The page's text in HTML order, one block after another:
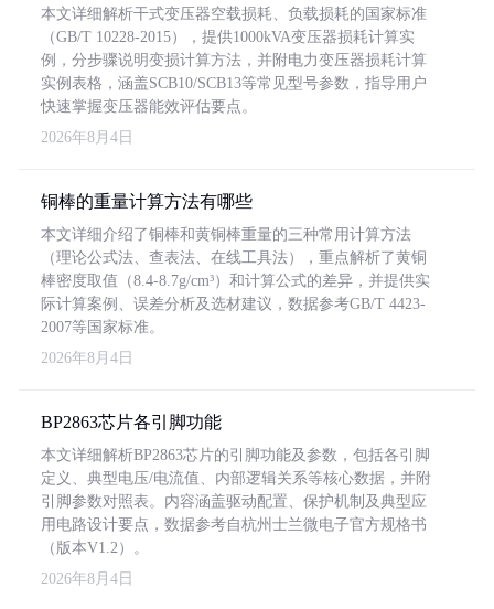
本文详细解析干式变压器空载损耗、负载损耗的国家标准
（GB/T 10228-2015），提供1000kVA变压器损耗计算实
例，分步骤说明变损计算方法，并附电力变压器损耗计算
实例表格，涵盖SCB10/SCB13等常见型号参数，指导用户
快速掌握变压器能效评估要点。
2026年8月4日
铜棒的重量计算方法有哪些
本文详细介绍了铜棒和黄铜棒重量的三种常用计算方法
（理论公式法、查表法、在线工具法），重点解析了黄铜
棒密度取值（8.4-8.7g/cm³）和计算公式的差异，并提供实
际计算案例、误差分析及选材建议，数据参考GB/T 4423-
2007等国家标准。
2026年8月4日
BP2863芯片各引脚功能
本文详细解析BP2863芯片的引脚功能及参数，包括各引脚
定义、典型电压/电流值、内部逻辑关系等核心数据，并附
引脚参数对照表。内容涵盖驱动配置、保护机制及典型应
用电路设计要点，数据参考自杭州士兰微电子官方规格书
（版本V1.2）。
2026年8月4日